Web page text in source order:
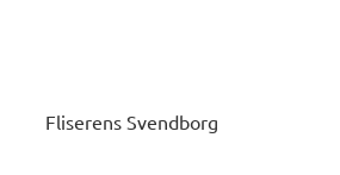
Fliserens Svendborg